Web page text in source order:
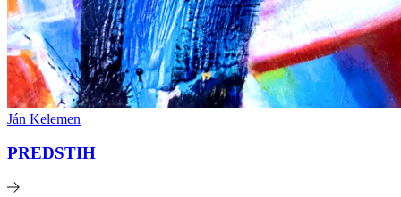
Ján Kelemen
PREDSTIH